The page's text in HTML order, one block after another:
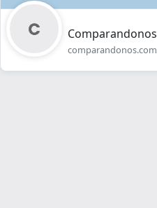
Comparandonos
comparandonos.com